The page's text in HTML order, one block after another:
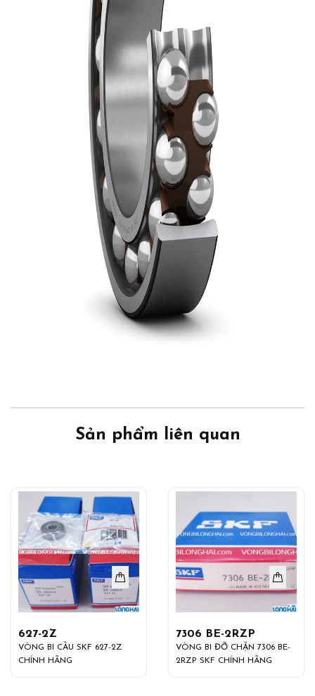
Sản phẩm liên quan
627-2Z
VÒNG BI CẦU SKF 627-2Z
CHÍNH HÃNG
7306 BE-2RZP
VÒNG BI ĐỠ CHẶN 7306 BE-
2RZP SKF CHÍNH HÃNG